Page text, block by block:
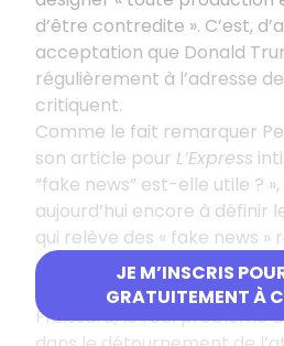
JE M’INSCRIS
GRATUITEMENT À
d’être contredite ». C’est,
acceptation que Donald
régulièrement à l’adresse
critiquent.
Comme le fait remarquer
son article pour L’Express
“fake news” est-elle utile ?
aujourd’hui encore à définir
qui relève des « fake news »
création d’une loi.
D'ailleurs, pour le spécialiste
Froissard, le réel problème